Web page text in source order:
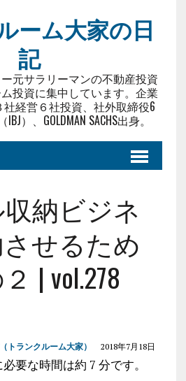
ーム大家の日
記
元サラリーマンの不動産投資
投資に集中しています。企業
経営６社投資、社外取締役6
）、GOLDMAN SACHS出身。
納ビジネ
せるため
| vol.278
トランクルーム大家） 2018年7月18日
要な時間は約 7 分です。